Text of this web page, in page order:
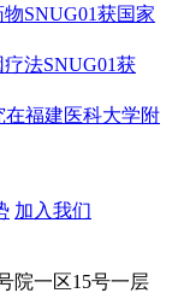
SNUG01获国家
法SNUG01获
福建医科大学附
加入我们
院一区15号一层